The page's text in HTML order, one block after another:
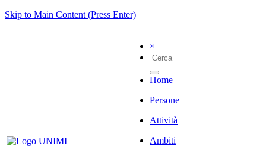
Skip to Main Content (Press Enter)
×
Home
Persone
Attività
Ambiti